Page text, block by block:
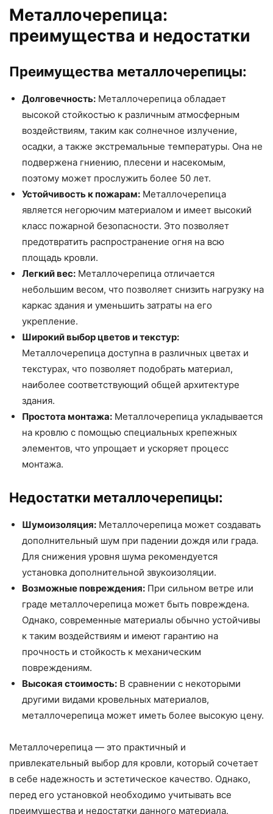
Металлочерепица:
преимущества и недостатки
Преимущества металлочерепицы:
Долговечность: Металлочерепица обладает
высокой стойкостью к различным атмосферным
воздействиям, таким как солнечное излучение,
осадки, а также экстремальные температуры. Она не
подвержена гниению, плесени и насекомым,
поэтому может прослужить более 50 лет.
Устойчивость к пожарам: Металлочерепица
является негорючим материалом и имеет высокий
класс пожарной безопасности. Это позволяет
предотвратить распространение огня на всю
площадь кровли.
Легкий вес: Металлочерепица отличается
небольшим весом, что позволяет снизить нагрузку на
каркас здания и уменьшить затраты на его
укрепление.
Широкий выбор цветов и текстур:
Металлочерепица доступна в различных цветах и
текстурах, что позволяет подобрать материал,
наиболее соответствующий общей архитектуре
здания.
Простота монтажа: Металлочерепица укладывается
на кровлю с помощью специальных крепежных
элементов, что упрощает и ускоряет процесс
монтажа.
Недостатки металлочерепицы:
Шумоизоляция: Металлочерепица может создавать
дополнительный шум при падении дождя или града.
Для снижения уровня шума рекомендуется
установка дополнительной звукоизоляции.
Возможные повреждения: При сильном ветре или
граде металлочерепица может быть повреждена.
Однако, современные материалы обычно устойчивы
к таким воздействиям и имеют гарантию на
прочность и стойкость к механическим
повреждениям.
Высокая стоимость: В сравнении с некоторыми
другими видами кровельных материалов,
металлочерепица может иметь более высокую цену.
Металлочерепица — это практичный и
привлекательный выбор для кровли, который сочетает
в себе надежность и эстетическое качество. Однако,
перед его установкой необходимо учитывать все
преимущества и недостатки данного материала.